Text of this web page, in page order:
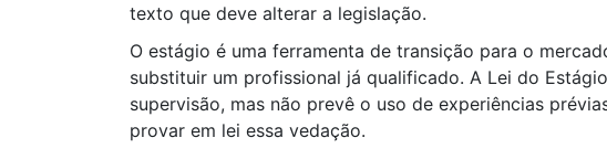
texto que deve alterar a legislação.
O estágio é uma ferramenta de transição para o
substituir um profissional já qualificado. A Lei do
supervisão, mas não prevê o uso de experiências
provar em lei essa vedação.